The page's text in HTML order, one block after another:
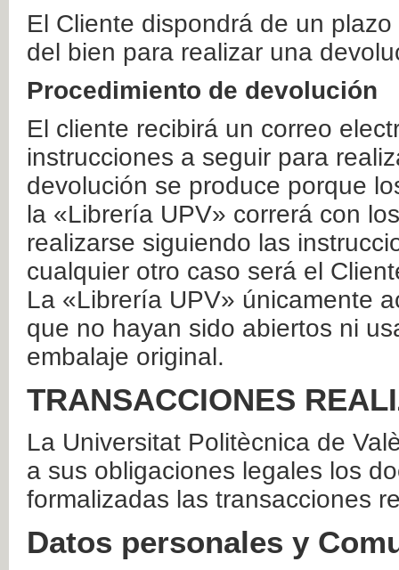
El Cliente dispondrá de un
del bien para realizar una
Procedimiento de devolución
El cliente recibirá un correo
instrucciones a seguir para
devolución se produce porque
la «Librería UPV» correrá con
realizarse siguiendo las
cualquier otro caso será el
La «Librería UPV» únicamente
que no hayan sido abiertos ni
embalaje original.
TRANSACCIONES
La Universitat Politècnica de
a sus obligaciones legales los
formalizadas las transacciones
Datos personales y